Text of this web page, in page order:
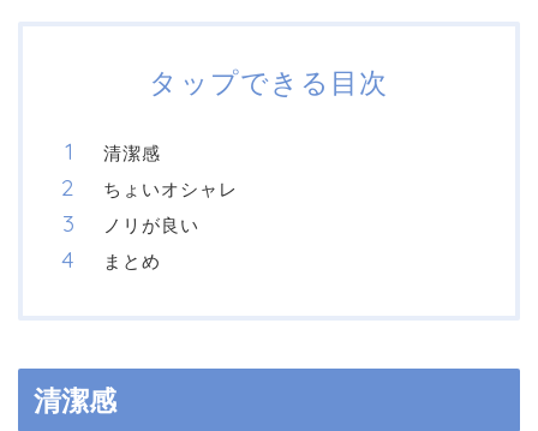
タップできる目次
清潔感
ちょいオシャレ
ノリが良い
まとめ
清潔感